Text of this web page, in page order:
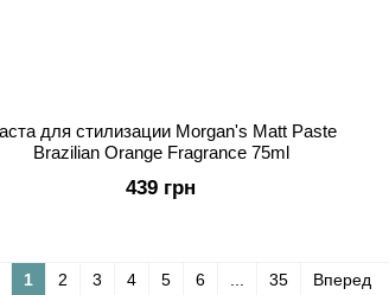
для стилизации Morgan's Matt Paste
Brazilian Orange Fragrance 75ml
439 грн
1 2 3 4 5 6 35 Вперед